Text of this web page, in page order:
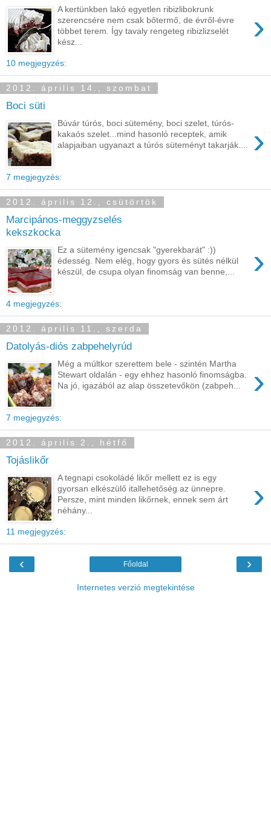
›
A kertünkben lakó egyetlen ribizlibokrunk
szerencsére nem csak bőtermő, de évről-évre
többet terem. Így tavaly rengeteg ribizlizselét
kész...
10 megjegyzés:
2012. április 14., szombat
Boci süti
›
Búvár túrós, boci sütemény, boci szelet, túrós-
kakaós szelet...mind hasonló receptek, amik
alapjaiban ugyanazt a túrós süteményt takarják....
7 megjegyzés:
2012. április 12., csütörtök
Marcipános-meggyzselés
kekszkocka
›
Ez a sütemény igencsak "gyerekbarát" :))
édesség. Nem elég, hogy gyors és sütés nélkül
készül, de csupa olyan finomság van benne,...
4 megjegyzés:
2012. április 11., szerda
Datolyás-diós zabpehelyrúd
›
Még a múltkor szerettem bele - szintén Martha
Stewart oldalán - egy ehhez hasonló finomságba.
Na jó, igazából az alap összetevőkön (zabpeh...
7 megjegyzés:
2012. április 2., hétfő
Tojáslikőr
›
A tegnapi csokoládé likőr mellett ez is egy
gyorsan elkészülő itallehetőség az ünnepre.
Persze, mint minden likőrnek, ennek sem árt
néhány...
11 megjegyzés:
‹ ›
Főoldal
Internetes verzió megtekintése